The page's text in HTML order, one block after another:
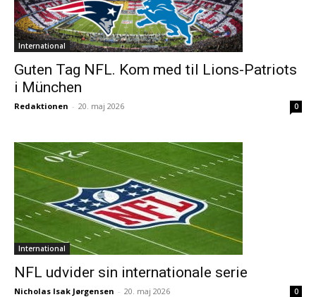
International
Guten Tag NFL. Kom med til Lions-Patriots
i München
Redaktionen - 20. maj 2026 0
International
NFL udvider sin internationale serie
Nicholas Isak Jørgensen - 20. maj 2026 0